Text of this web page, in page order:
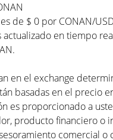
de $ 0 por CONAN/
en tiempo
en el exchange
basadas en el precio
es proporcionado a
producto financiero o
comercial